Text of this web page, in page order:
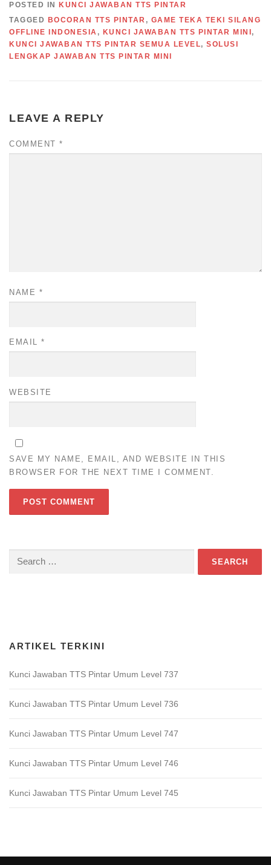
POSTED IN
KUNCI JAWABAN TTS PINTAR
TAGGED
BOCORAN TTS PINTAR , GAME TEKA TEKI SILANG
OFFLINE INDONESIA , KUNCI JAWABAN TTS PINTAR MINI ,
KUNCI JAWABAN TTS PINTAR SEMUA LEVEL, SOLUSI
LENGKAP JAWABAN TTS PINTAR MINI
LEAVE A REPLY
COMMENT *
NAME *
EMAIL *
WEBSITE
SAVE MY NAME, EMAIL, AND WEBSITE IN THIS
BROWSER FOR THE NEXT TIME I COMMENT.
Search
ARTIKEL TERKINI
Kunci Jawaban TTS Pintar Umum Level 737
Kunci Jawaban TTS Pintar Umum Level 736
Kunci Jawaban TTS Pintar Umum Level 747
Kunci Jawaban TTS Pintar Umum Level 746
Kunci Jawaban TTS Pintar Umum Level 745